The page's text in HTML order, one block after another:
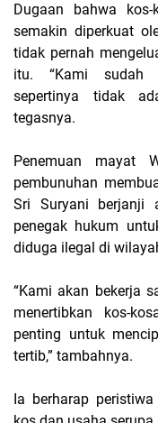
Dugaan bahwa
semakin diperkuat
tidak pernah
itu. “Kami sudah
sepertinya tidak
tegasnya.
Penemuan mayat
pembunuhan
Sri Suryani berjanji
penegak hukum
diduga ilegal di
“Kami akan bekerja
menertibkan kos-
penting untuk
tertib,” tambahnya.
Ia berharap